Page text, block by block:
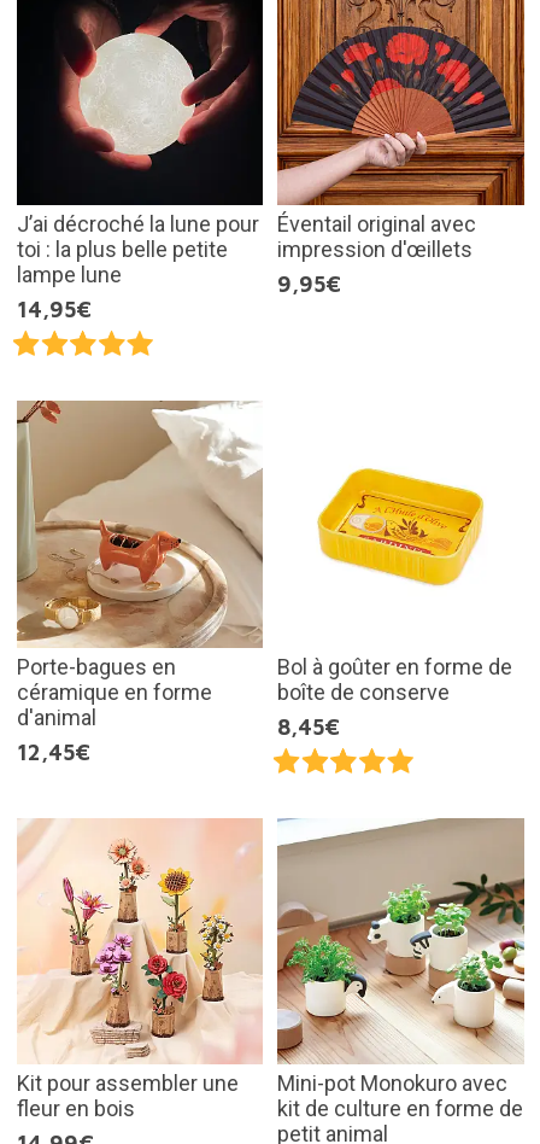
J’ai décroché la lune pour
toi : la plus belle petite
lampe lune
14,95€
Éventail original avec
impression d'œillets
9,95€
Porte-bagues en
céramique en forme
d'animal
12,45€
Bol à goûter en forme de
boîte de conserve
8,45€
Kit pour assembler une
fleur en bois
Mini-pot Monokuro avec
kit de culture en forme de
petit animal